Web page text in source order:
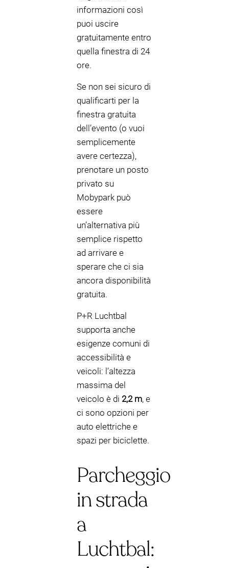
informazioni così
puoi uscire
gratuitamente entro
quella finestra di 24
ore.
Se non sei sicuro di
qualificarti per la
finestra gratuita
dell’evento (o vuoi
semplicemente
avere certezza),
prenotare un posto
privato su
Mobypark può
essere
un’alternativa più
semplice rispetto
ad arrivare e
sperare che ci sia
ancora disponibilità
gratuita.
P+R Luchtbal
supporta anche
esigenze comuni di
accessibilità e
veicoli: l’altezza
massima del
veicolo è di 2,2 m, e
ci sono opzioni per
auto elettriche e
spazi per biciclette.
Parcheggio
in strada
a
Luchtbal: